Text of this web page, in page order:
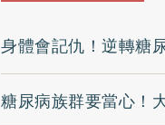
身體會記仇！逆轉糖
糖尿病族群要當心！